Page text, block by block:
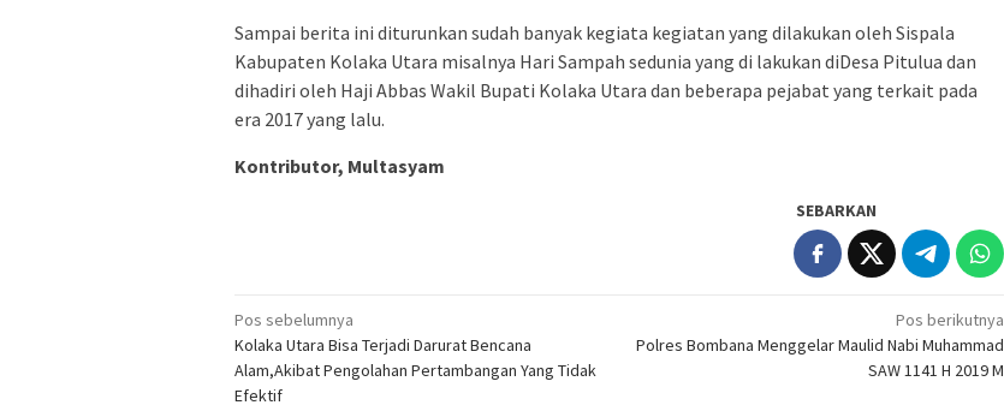
Sampai berita ini diturunkan sudah banyak kegiata kegiatan yang dilakukan oleh Sispala
Kabupaten Kolaka Utara misalnya Hari Sampah sedunia yang di lakukan diDesa Pitulua dan
dihadiri oleh Haji Abbas Wakil Bupati Kolaka Utara dan beberapa pejabat yang terkait pada
era 2017 yang lalu.
Kontributor, Multasyam
SEBARKAN
Navigasi
pos
Pos sebelumnya
Kolaka Utara Bisa Terjadi Darurat Bencana
Alam,Akibat Pengolahan Pertambangan Yang Tidak
Efektif
Pos berikutnya
Polres Bombana Menggelar Maulid Nabi Muhammad
SAW 1141 H 2019 M